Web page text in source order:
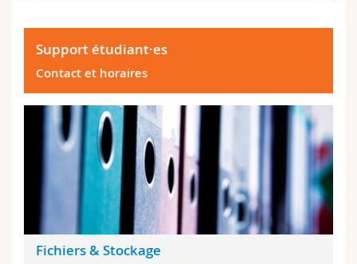
Support étudiant·es
Contact et horaires
Fichiers & Stockage